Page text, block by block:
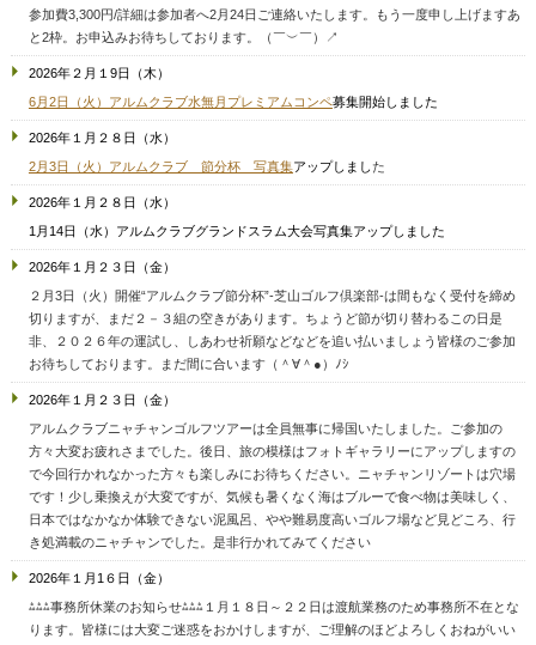
参加費3,300円/詳細は参加者へ2月24日ご連絡いたします。もう一度申し上げますあ
と2枠。お申込みお待ちしております。（￣︶￣）↗
2026年２月１9日（木）
6月2日（火）アルムクラブ水無月プレミアムコンペ募集開始しました
2026年１月２８日（水）
2月3日（火）アルムクラブ 節分杯 写真集アップしました
2026年１月２８日（水）
1月14日（水）アルムクラブグランドスラム大会写真集アップしました
2026年１月２３日（金）
２月3日（火）開催“アルムクラブ節分杯”-芝山ゴルフ倶楽部-は間もなく受付を締め
切りますが、まだ２－３組の空きがあります。ちょうど節が切り替わるこの日是
非、２０２６年の運試し、しあわせ祈願などなどを追い払いましょう皆様のご参加
お待ちしております。まだ間に合います（＾∀＾●）ﾉｼ
2026年１月２３日（金）
アルムクラブニャチャンゴルフツアーは全員無事に帰国いたしました。ご参加の
方々大変お疲れさまでした。後日、旅の模様はフォトギャラリーにアップしますの
で今回行かれなかった方々も楽しみにお待ちください。ニャチャンリゾートは穴場
です！少し乗換えが大変ですが、気候も暑くなく海はブルーで食べ物は美味しく、
日本ではなかなか体験できない泥風呂、やや難易度高いゴルフ場など見どころ、行
き処満載のニャチャンでした。是非行かれてみてください
2026年１月1６日（金）
⁂⁂⁂事務所休業のお知らせ⁂⁂⁂１月１８日～２２日は渡航業務のため事務所不在とな
ります。皆様には大変ご迷惑をおかけしますが、ご理解のほどよろしくおねがいい